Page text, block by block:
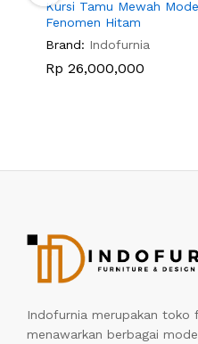
Kursi Tamu Mewah
Fenomen Hitam
Brand: Indofurnia
Rp 26,000,000
Indofurnia merupakan toko
menawarkan berbagai